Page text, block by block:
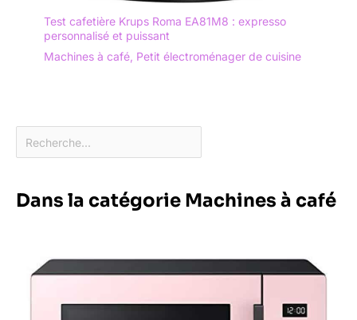
Test cafetière Krups Roma EA81M8 : expresso
personnalisé et puissant
Machines à café Petit électroménager de cuisine
Dans la catégorie Machines à café